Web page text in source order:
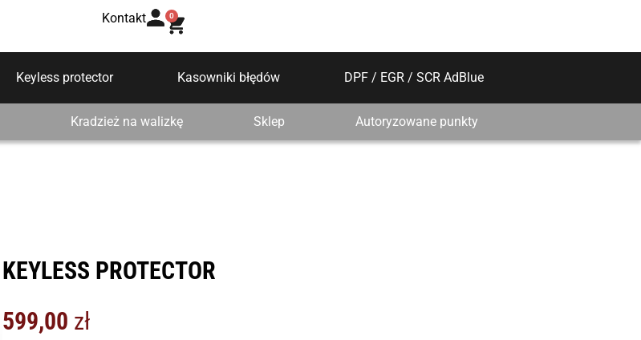
Kontakt 0
Keyless protector Kasowniki błędów DPF / EGR / SCR AdBlue
Kradzież na walizkę Sklep Autoryzowane punkty
KEYLESS PROTECTOR
599,00 zł